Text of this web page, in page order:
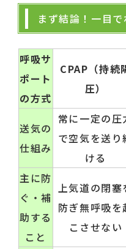
まず結論！一目
呼吸サ
ポート
の方式
CPAP（持続
圧）
送気の
仕組み
常に一定の圧
で空気を送り
ける
主に防
ぐ・補
助する
こと
上気道の閉塞
防ぎ無呼吸を
こさせない